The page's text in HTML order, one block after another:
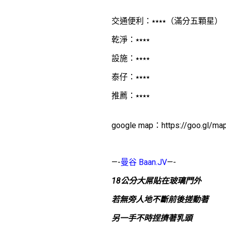
交通便利：⭑⭑⭑⭑（滿分五顆星）
乾淨：⭑⭑⭑⭑
設施：⭑⭑⭑⭑
泰仔：⭑⭑⭑⭑
推薦：⭑⭑⭑⭑
google map：https://goo.gl/
—-曼谷 Baan.JV—-
18公分大屌貼在玻璃門外
若無旁人地不斷前後搓動著
另一手不時捏擠著乳頭